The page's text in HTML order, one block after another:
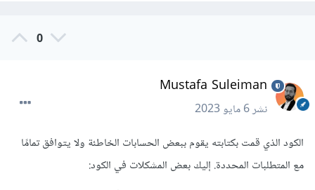
0
Mustafa Suleiman
نشر6 مايو 2023
الكود الذي قمت بكتابته يقوم ببعض الحسابات الخاطئة ولا يتوافق تمامًا
مع المتطلبات المحددة. إليك بعض المشكلات في الكود: